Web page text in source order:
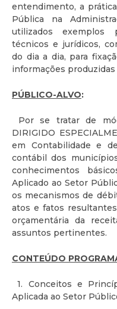
entendimento, a
Pública na
utilizados exemplos
técnicos e jurídicos,
do dia a dia, para
informações
PÚBLICO-ALVO:
Por se tratar de
DIRIGIDO
em Contabilidade e
contábil dos
conhecimentos
Aplicado ao Setor
os mecanismos de
atos e fatos
orçamentária da
assuntos pertinentes.
CONTEÚDO
1. Conceitos e
Aplicada ao Setor